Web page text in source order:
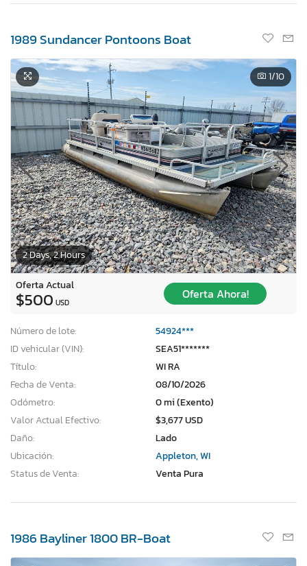
1989 Sundancer Pontoons Boat
2 Days, 2 Hours
1/10
Oferta Actual
$500 USD
Oferta Ahora!
Número de lote:
54924***
ID vehicular (VIN):
SEA51*******
Título:
WI RA
Fecha de Venta:
08/10/2026
Odómetro:
0 mi (Exento)
Valor Actual Efectivo:
$3,677 USD
Daño:
Lado
Ubicación:
Appleton, WI
Status de Venta:
Venta Pura
1986 Bayliner 1800 BR-Boat